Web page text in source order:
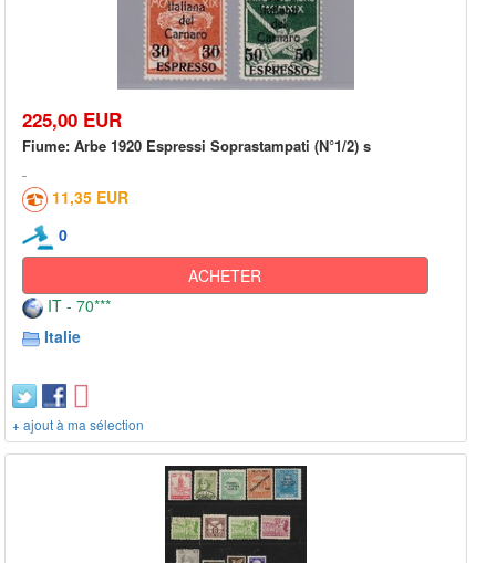
225,00 EUR
Fiume: Arbe 1920 Espressi Soprastampati (N°1/2) s
11,35 EUR
0
ACHETER
IT - 70***
Italie
+ ajout à ma sélection